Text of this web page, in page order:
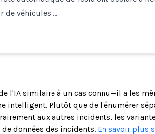
de véhicules …
l'IA similaire à un cas connu—il a les
intelligent. Plutôt que de l'énumérer
aux autres incidents, les
données des incidents. En savoir plus